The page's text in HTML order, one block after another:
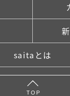
saitaとは
TOP